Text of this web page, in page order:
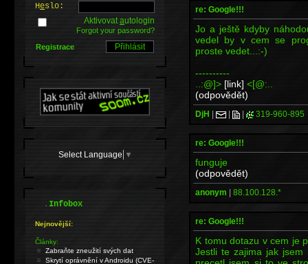
re: Google!!!
Jo a ještě kdyby
vedel by v cem se
proste vedet...:-)
----------
..:@]> [link] <[@:..
(odpovědět)
DjH | | | 319-960-895
re: Google!!!
funguje
(odpovědět)
anonym | 88.100.128.*
re: Google!!!
K tomu dotazu v cem je
Jestli te zajima jak
Heslo:
Aktivovatautologin
Forgot your password?
Registrace
Select Language ▼
.Infobox
Nejnovější:
Články:
Zabraňte zneužití svých dat
Skrytí oprávnění v Androidu (CVE-